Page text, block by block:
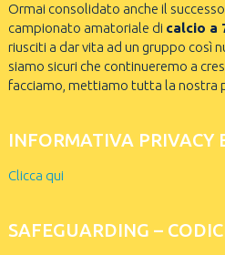
Ormai consolidato anche il
campionato amatoriale di calcio a
riusciti a dar vita ad un gruppo così
siamo sicuri che continueremo a
facciamo, mettiamo tutta la nostra
INFORMATIVA PRIVACY
Clicca qui
SAFEGUARDING –